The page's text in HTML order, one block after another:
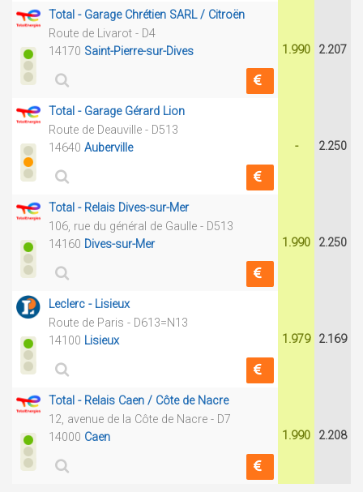
Total - Garage Chrétien SARL / Citroën
Route de Livarot - D4
14170 Saint-Pierre-sur-Dives 1.990 2.207
Total - Garage Gérard Lion
Route de Deauville - D513
14640 Auberville - 2.250
Total - Relais Dives-sur-Mer
106, rue du général de Gaulle - D513
14160 Dives-sur-Mer 1.990 2.250
Leclerc - Lisieux
Route de Paris - D613=N13
14100 Lisieux 1.979 2.169
Total - Relais Caen / Côte de Nacre
12, avenue de la Côte de Nacre - D7
14000 Caen 1.990 2.208